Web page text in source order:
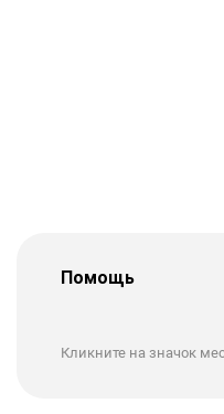
Помощь
Кликните на значок